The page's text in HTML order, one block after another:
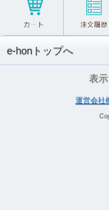
e-honトップへ
表示
運営会社